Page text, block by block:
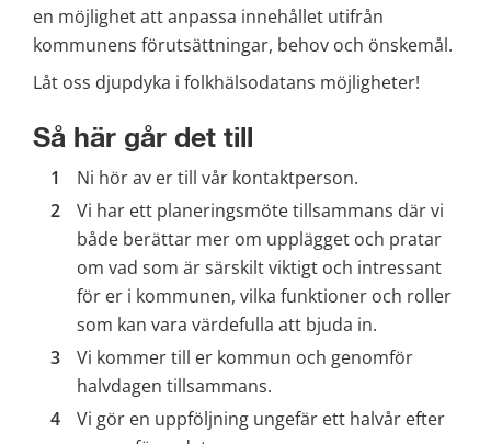
en möjlighet att anpassa innehållet utifrån
kommunens förutsättningar, behov och önskemål.
Låt oss djupdyka i folkhälsodatans möjligheter!
Så här går det till
Ni hör av er till vår kontaktperson.
Vi har ett planeringsmöte tillsammans där vi
både berättar mer om upplägget och pratar
om vad som är särskilt viktigt och intressant
för er i kommunen, vilka funktioner och roller
som kan vara värdefulla att bjuda in.
Vi kommer till er kommun och genomför
halvdagen tillsammans.
Vi gör en uppföljning ungefär ett halvår efter